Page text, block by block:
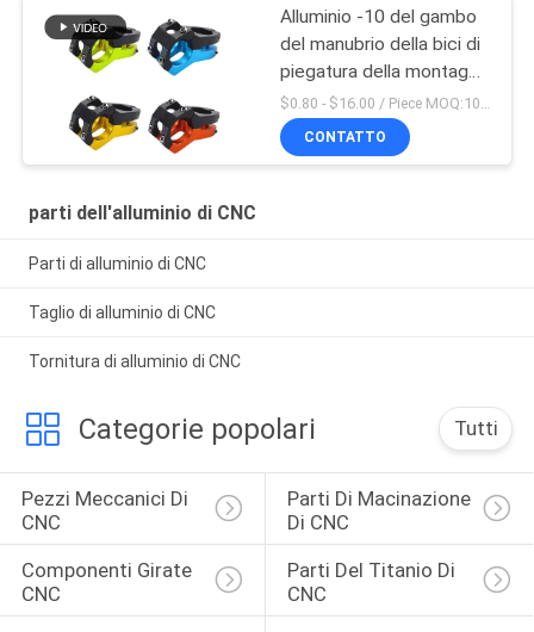
Alluminio -10 del gambo
del manubrio della bici di
piegatura della montagna
di Mtb della strada di
Aliminum
$0.80 - $16.00 / Piece MOQ:10 pezzi
CONTATTO
parti dell'alluminio di CNC
Parti di alluminio di CNC
Taglio di alluminio di CNC
Tornitura di alluminio di CNC
Categorie popolari Tutti
Pezzi Meccanici Di
CNC
Parti Di Macinazione
Di CNC
Componenti Girate
CNC
Parti Del Titanio Di
CNC